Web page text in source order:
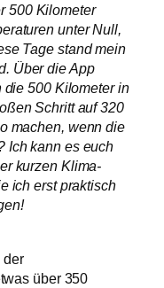
500 Kilometer
unter Null,
Tage stand mein
Über die App
die 500 Kilometer in
Schritt auf 320
machen, wenn die
Ich kann es euch
kurzen Klima-
ich erst praktisch
der
über 350